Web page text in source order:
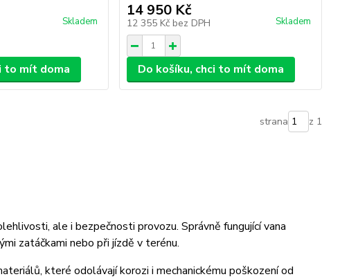
Skladem
to mít doma
14 950 Kč
12 355 Kč bez DPH Skladem
Do košíku, chci to mít doma
strana z 1
ale i bezpečnosti provozu. Správně fungující vana
zatáčkami nebo při jízdě v terénu.
které odolávají korozi i mechanickému poškození od